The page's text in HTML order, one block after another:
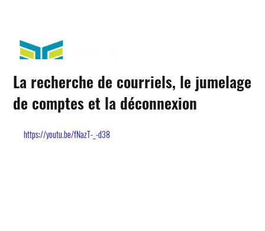
La recherche de courriels, le jumelage
de comptes et la déconnexion
https://youtu.be/fNazT-_-d38